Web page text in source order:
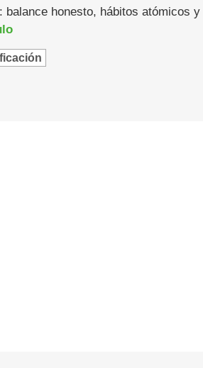
balance honesto, hábitos atómicos